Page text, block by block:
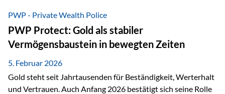
bei größeren Vermögen ist das entscheidend.
PWP - Private Wealth Police
PWP Protect: Gold als stabiler
Vermögensbaustein in bewegten Zeiten
5. Februar 2026
Gold steht seit Jahrtausenden für Beständigkeit, Werterhalt
und Vertrauen. Auch Anfang 2026 bestätigt sich seine Rolle